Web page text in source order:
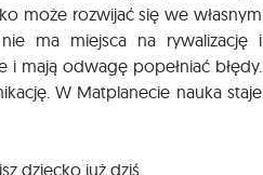
może rozwijać się we własnym
ma miejsca na rywalizację i
mają odwagę popełniać błędy.
W Matplanecie nauka staje
dziecko już dziś.